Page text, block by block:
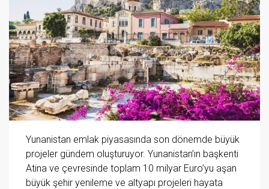
Yunanistan emlak piyasasında son dönemde büyük
projeler gündem oluşturuyor. Yunanistan’ın başkenti
Atina ve çevresinde toplam 10 milyar Euro’yu aşan
büyük şehir yenileme ve altyapı projeleri hayata